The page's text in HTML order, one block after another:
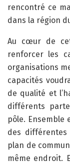
rencontré ce
dans la région
Au cœur de
renforcer les
organisations
capacités
de qualité et
différents
pôle. Ensemble
des
plan de
même endroit.